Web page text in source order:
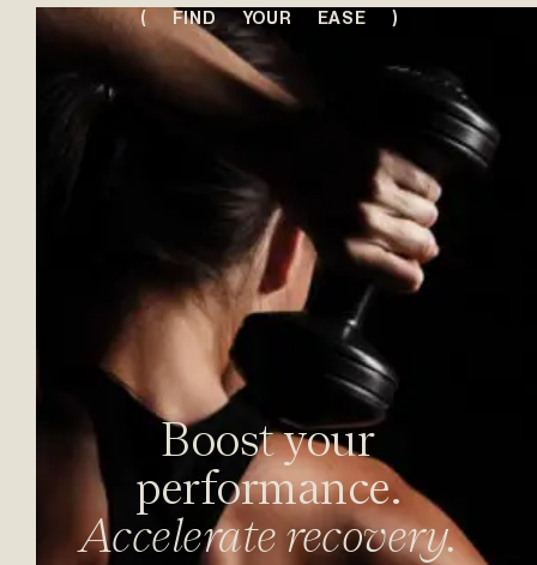
( FIND YOUR EASE )
Boost your
performance.
Accelerate recovery.